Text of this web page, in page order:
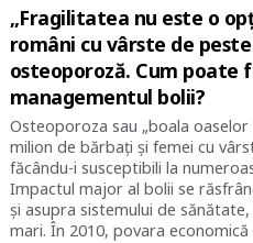
„Fragilitatea nu este o
români cu vârste de
osteoporoză. Cum
managementul bolii?
Osteoporoza sau „boala
milion de bărbați și femei cu
făcându-i susceptibili la
Impactul major al bolii se
și asupra sistemului de
mari. În 2010, povara